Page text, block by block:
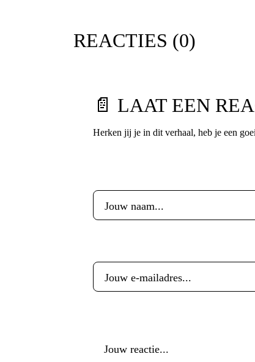
REACTIES (0)
📄 LAAT EEN
Herken jij je in dit verhaal, heb je een